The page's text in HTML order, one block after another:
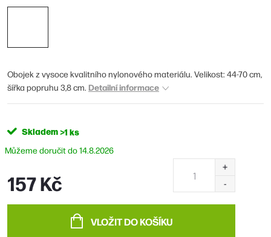
Obojek z vysoce kvalitního nylonového materiálu. Velikost: 44-70 cm,
šířka popruhu 3,8 cm. Detailní informace
Skladem>1 ks
14.8.2026
157 Kč
VLOŽIT DO KOŠÍKU